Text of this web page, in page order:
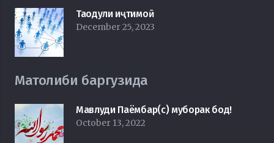
Таодули иҷтимоӣ
December 25, 2023
Матолиби баргузида
Мавлуди Паёмбар(с) муборак бод!
October 13, 2022